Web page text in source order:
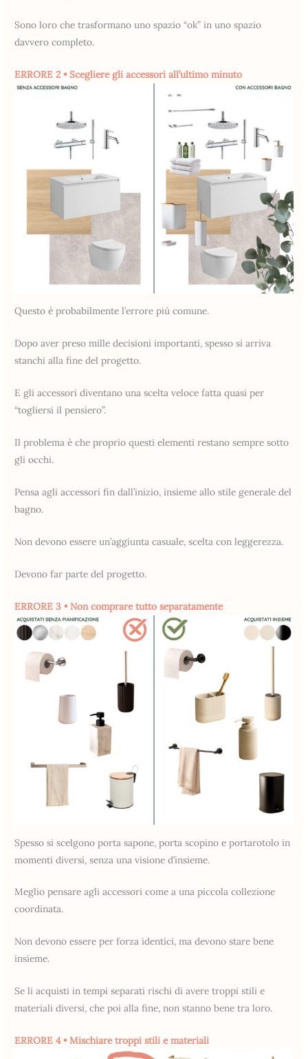
Sono loro che trasformano uno spazio “ok” in uno spazio
davvero completo.
ERRORE 2 • Scegliere gli accessori all’ultimo minuto
Questo è probabilmente l’errore più comune.
Dopo aver preso mille decisioni importanti, spesso si arriva
stanchi alla fine del progetto.
E gli accessori diventano una scelta veloce fatta quasi per
“togliersi il pensiero”.
Il problema è che proprio questi elementi restano sempre sotto
gli occhi.
Pensa agli accessori fin dall’inizio, insieme allo stile generale del
bagno.
Non devono essere un’aggiunta casuale, scelta con leggerezza.
Devono far parte del progetto.
ERRORE 3 • Non comprare tutto separatamente
Spesso si scelgono porta sapone, porta scopino e portarotolo in
momenti diversi, senza una visione d’insieme.
Meglio pensare agli accessori come a una piccola collezione
coordinata.
Non devono essere per forza identici, ma devono stare bene
insieme.
Se li acquisti in tempi separati rischi di avere troppi stili e
materiali diversi, che poi alla fine, non stanno bene tra loro.
ERRORE 4 • Mischiare troppi stili e materiali